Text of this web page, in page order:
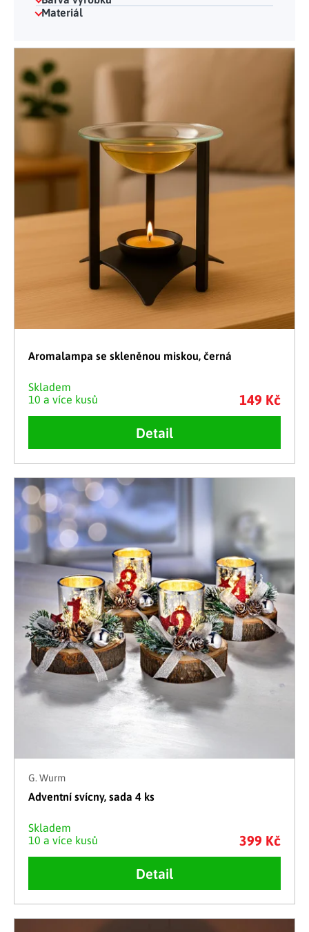
Materiál
Výpis produktů
Aromalampa se skleněnou miskou, černá
Skladem
10 a více kusů
149 Kč
Detail
G. Wurm
Adventní svícny, sada 4 ks
Skladem
10 a více kusů
399 Kč
Detail